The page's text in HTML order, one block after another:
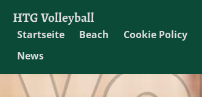
HTG Volleyball
Startseite Beach Cookie Policy
News